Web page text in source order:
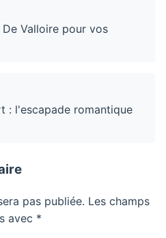
Valloire pour vos
: l'escapade romantique
pas publiée. Les champs
avec *